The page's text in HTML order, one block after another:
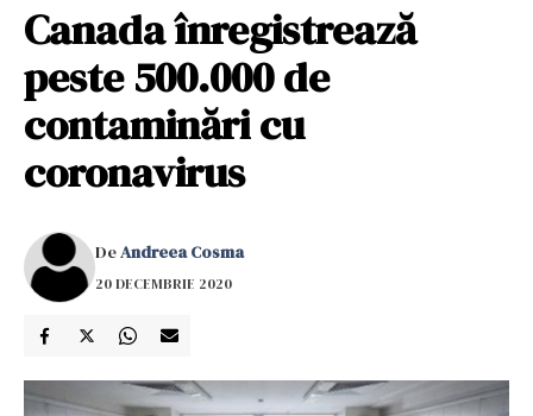
Canada înregistrează
peste 500.000 de
contaminări cu
coronavirus
DeAndreea Cosma
20 DECEMBRIE 2020